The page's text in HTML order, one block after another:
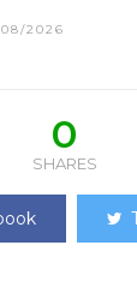
2026
0
SHARES